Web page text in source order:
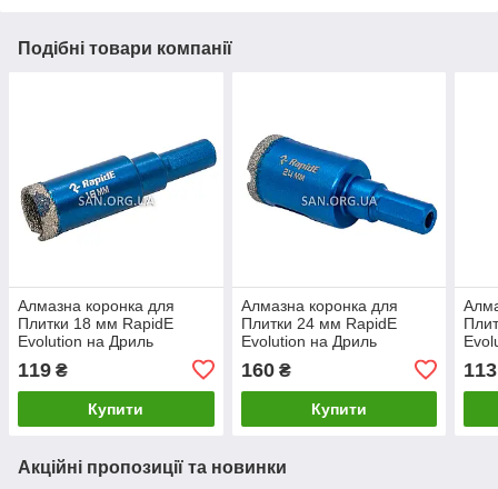
Подібні товари компанії
Алмазна коронка для
Плитки 18 мм RapidE
Evolution на Дриль
119 ₴
Купити
Алмазна коронка для
Плитки 24 мм RapidE
Evolution на Дриль
160₴
Купити
113
Акційні пропозиції та новинки